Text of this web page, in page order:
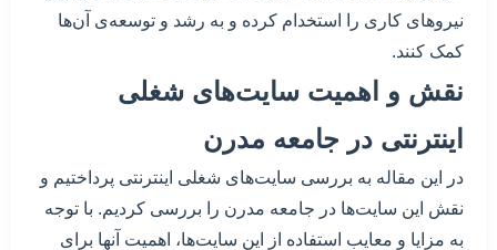
نیروهای کاری را استخدام کرده و به رشد و توسعه‌ی آن‌ها
کمک کنند.
نقش و اهمیت سایت‌های شغلی
اینترنتی در جامعه مدرن
در این مقاله به بررسی سایت‌های شغلی اینترنتی پرداختیم و
نقش این سایت‌ها در جامعه مدرن را بررسی کردیم. با توجه
به مزایا و معایب استفاده از این سایت‌ها، اهمیت آنها برای